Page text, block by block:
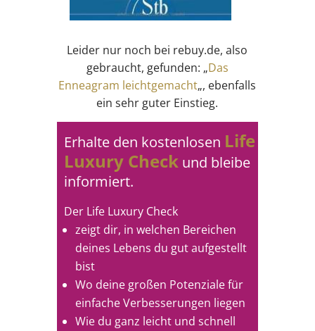
Leider nur noch bei rebuy.de, also
gebraucht, gefunden: „Das
Enneagram leichtgemacht„, ebenfalls
ein sehr guter Einstieg.
Erhalte den kostenlosen Life
Luxury Checkund bleibe
informiert.
Der Life Luxury Check
zeigt dir, in welchen Bereichen
deines Lebens du gut aufgestellt
bist
Wo deine großen Potenziale für
einfache Verbesserungen liegen
Wie du ganz leicht und schnell